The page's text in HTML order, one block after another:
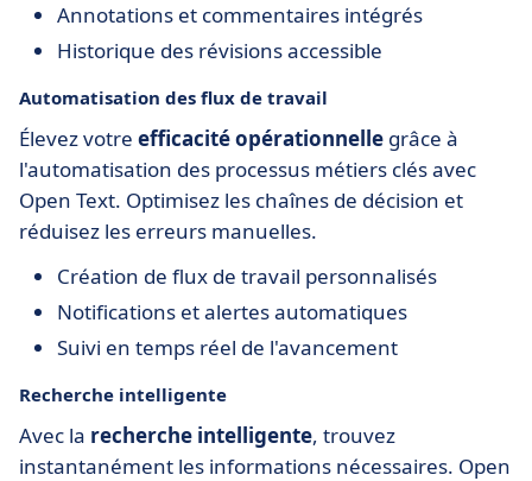
Annotations et commentaires intégrés
Historique des révisions accessible
Automatisation des flux de travail
Élevez votre efficacité opérationnelle grâce à
l'automatisation des processus métiers clés avec
Open Text. Optimisez les chaînes de décision et
réduisez les erreurs manuelles.
Création de flux de travail personnalisés
Notifications et alertes automatiques
Suivi en temps réel de l'avancement
Recherche intelligente
Avec la recherche intelligente, trouvez
instantanément les informations nécessaires. Open